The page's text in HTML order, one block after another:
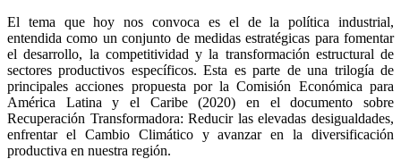
El tema que hoy nos convoca es el de la política industrial,
entendida como un conjunto de medidas estratégicas para fomentar
el desarrollo, la competitividad y la transformación estructural de
sectores productivos específicos. Esta es parte de una trilogía de
principales acciones propuesta por la Comisión Económica para
América Latina y el Caribe (2020) en el documento sobre
Recuperación Transformadora: Reducir las elevadas desigualdades,
enfrentar el Cambio Climático y avanzar en la diversificación
productiva en nuestra región.